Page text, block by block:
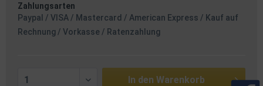
Zahlungsarten
Paypal / VISA / Mastercard / American Express / Kauf auf
Rechnung / Vorkasse / Ratenzahlung
In den Warenkorb